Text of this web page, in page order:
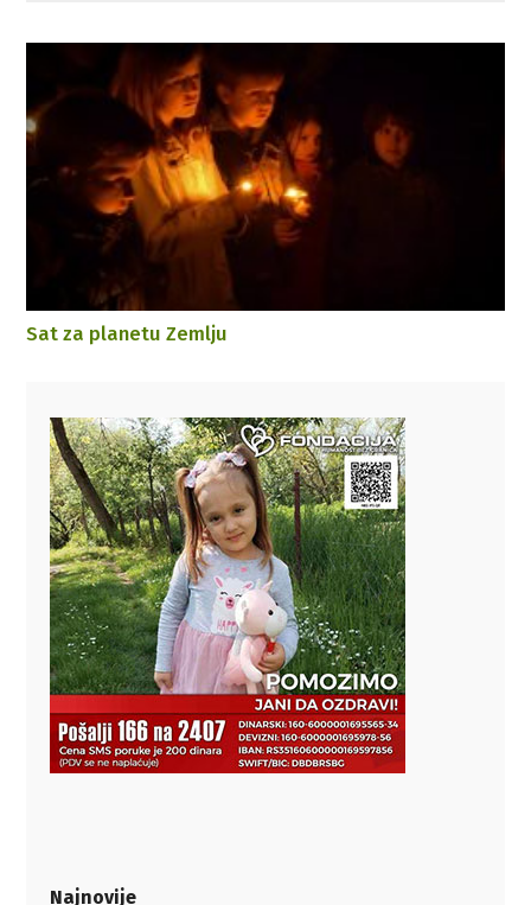
Sat za planetu Zemlju
Najnovije